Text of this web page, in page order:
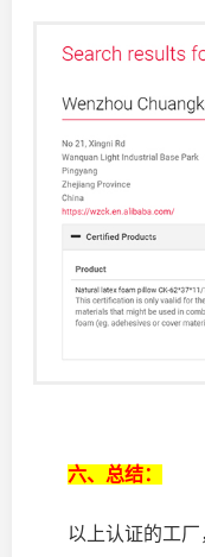
六、总结：
以上认证的工厂